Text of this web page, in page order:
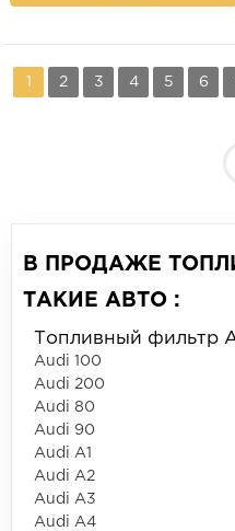
2 3 4 5 6
В ПРОДАЖЕ
ТАКИЕ АВТО :
Топливный фильтр
Audi 100
Audi 200
Audi 80
Audi 90
Audi A1
Audi A2
Audi A3
Audi A4